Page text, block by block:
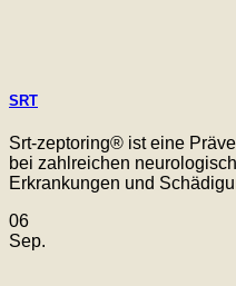
SRT
Srt-zeptoring® ist eine
bei zahlreichen
Erkrankungen und
06
Sep.